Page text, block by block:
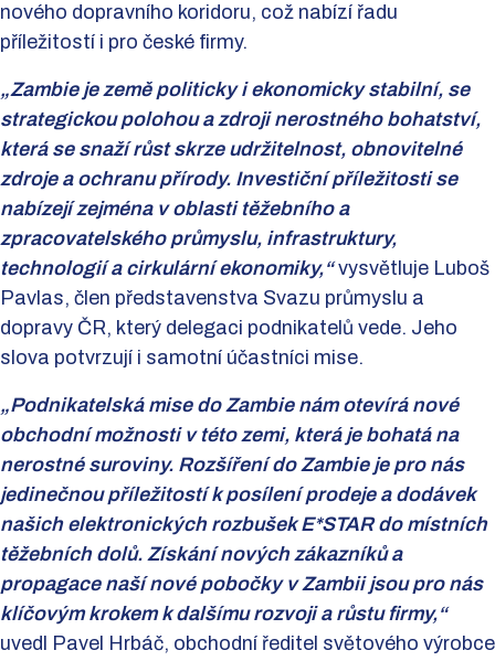
nového dopravního koridoru, což nabízí řadu
příležitostí i pro české firmy.
„Zambie je země politicky i ekonomicky stabilní, se
strategickou polohou a zdroji nerostného bohatství,
která se snaží růst skrze udržitelnost, obnovitelné
zdroje a ochranu přírody. Investiční příležitosti se
nabízejí zejména v oblasti těžebního a
zpracovatelského průmyslu, infrastruktury,
technologií a cirkulární ekonomiky,“vysvětluje Luboš
Pavlas, člen představenstva Svazu průmyslu a
dopravy ČR, který delegaci podnikatelů vede. Jeho
slova potvrzují i samotní účastníci mise.
„Podnikatelská mise do Zambie nám otevírá nové
obchodní možnosti v této zemi, která je bohatá na
nerostné suroviny. Rozšíření do Zambie je pro nás
jedinečnou příležitostí k posílení prodeje a dodávek
našich elektronických rozbušek E*STAR do místních
těžebních dolů. Získání nových zákazníků a
propagace naší nové pobočky v Zambii jsou pro nás
klíčovým krokem k dalšímu rozvoji a růstu firmy,“
uvedl Pavel Hrbáč, obchodní ředitel světového výrobce